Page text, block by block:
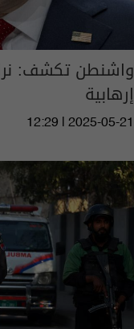
واشنطن تكشف:
إرهابية
12:29 | 2025-05-21